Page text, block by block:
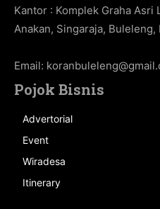
Kantor : Komplek Graha Asri
Anakan, Singaraja, Buleleng,
Email:
Pojok Bisnis
Advertorial
Event
Wiradesa
Itinerary